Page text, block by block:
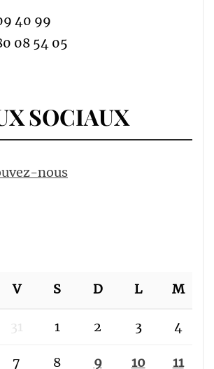
40 99
08 54 05
SOCIAUX
nous
V S D L M
31 1 2 3 4
7 8 9 10 11